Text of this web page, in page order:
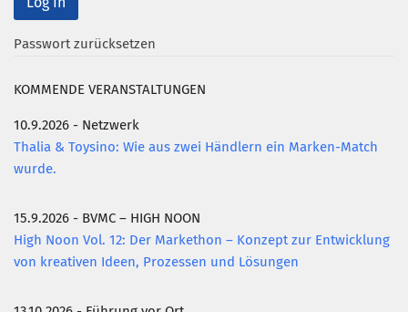
Passwort zurücksetzen
KOMMENDE VERANSTALTUNGEN
10.9.2026 - Netzwerk
Thalia & Toysino: Wie aus zwei Händlern ein Marken-Match
wurde.
15.9.2026 - BVMC – HIGH NOON
High Noon Vol. 12: Der Markethon – Konzept zur Entwicklung
von kreativen Ideen, Prozessen und Lösungen